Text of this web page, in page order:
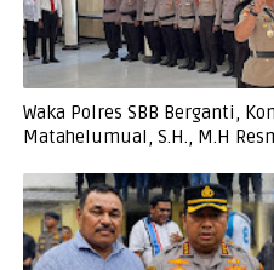
Waka Polres SBB Berganti,
Matahelumual, S.H., M.H